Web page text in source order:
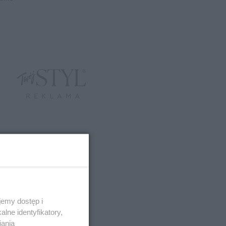
dostęp i
identyfikatory,